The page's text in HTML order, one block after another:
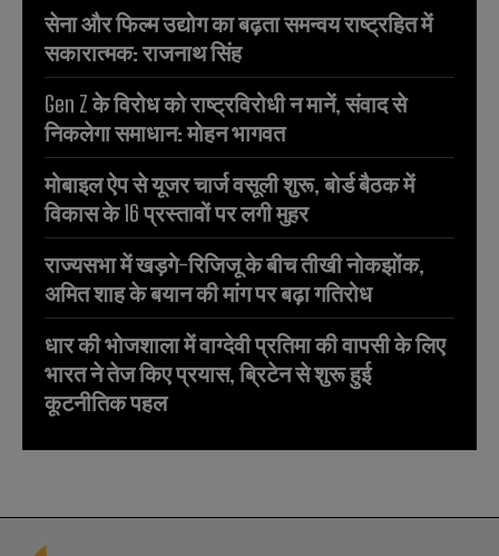
सेना और फिल्म उद्योग का बढ़ता समन्वय राष्ट्रहित में
सकारात्मक: राजनाथ सिंह
Gen Z के विरोध को राष्ट्रविरोधी न मानें, संवाद से
निकलेगा समाधान: मोहन भागवत
मोबाइल ऐप से यूजर चार्ज वसूली शुरू, बोर्ड बैठक में
विकास के 16 प्रस्तावों पर लगी मुहर
राज्यसभा में खड़गे-रिजिजू के बीच तीखी नोकझोंक,
अमित शाह के बयान की मांग पर बढ़ा गतिरोध
धार की भोजशाला में वाग्देवी प्रतिमा की वापसी के लिए
भारत ने तेज किए प्रयास, ब्रिटेन से शुरू हुई
कूटनीतिक पहल